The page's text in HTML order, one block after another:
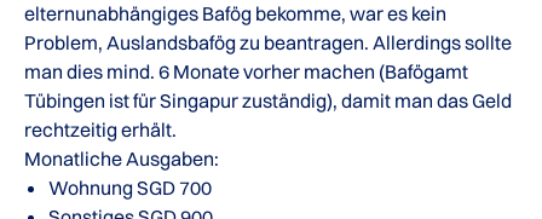
elternunabhängiges Bafög bekomme, war es kein
Problem, Auslandsbafög zu beantragen. Allerdings sollte
man dies mind. 6 Monate vorher machen (Bafögamt
Tübingen ist für Singapur zuständig), damit man das Geld
rechtzeitig erhält.
Monatliche Ausgaben:
Wohnung SGD 700